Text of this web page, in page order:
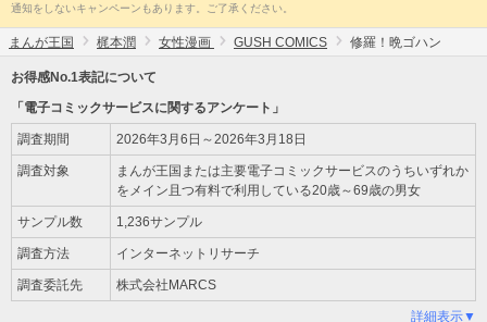
通知をしないキャンペーンもあります。ご了承ください。
まんが王国 梶本潤 女性漫画 GUSH COMICS 修羅！晩ゴハン
お得感No.1表記について
「電子コミックサービスに関するアンケート」
調査期間 2026年3月6日～2026年3月18日
調査対象
まんが王国または主要電子コミックサービスのうちいずれか
をメイン且つ有料で利用している20歳～69歳の男女
サンプル数 1,236サンプル
調査方法 インターネットリサーチ
調査委託先 株式会社MARCS
詳細表示▼